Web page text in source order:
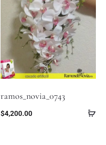
ramos_novia_0743
$4,200.00